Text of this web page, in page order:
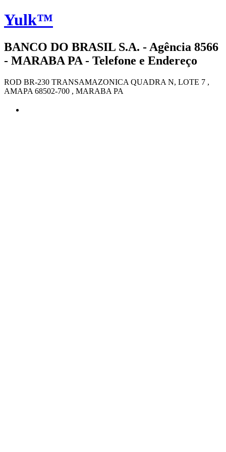
Yulk™
BANCO DO BRASIL S.A. - Agência 8566
- MARABA PA - Telefone e Endereço
ROD BR-230 TRANSAMAZONICA QUADRA N, LOTE 7 ,
AMAPA 68502-700 , MARABA PA